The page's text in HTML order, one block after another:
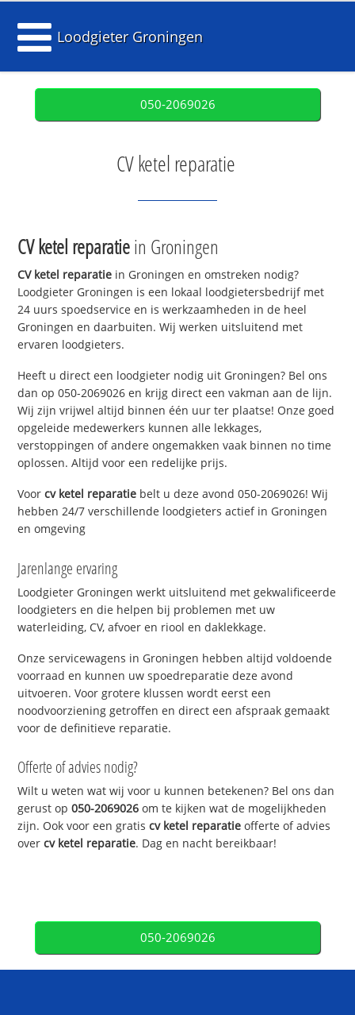
Loodgieter Groningen
050-2069026
CV ketel reparatie
CV ketel reparatiein Groningen
CV ketel reparatie in Groningen en omstreken nodig?
Loodgieter Groningen is een lokaal loodgietersbedrijf met
24 uurs spoedservice en is werkzaamheden in de heel
Groningen en daarbuiten. Wij werken uitsluitend met
ervaren loodgieters.
Heeft u direct een loodgieter nodig uit Groningen? Bel ons
dan op 050-2069026 en krijg direct een vakman aan de lijn.
Wij zijn vrijwel altijd binnen één uur ter plaatse! Onze goed
opgeleide medewerkers kunnen alle lekkages,
verstoppingen of andere ongemakken vaak binnen no time
oplossen. Altijd voor een redelijke prijs.
Voorcv ketel reparatie belt u deze avond 050-2069026! Wij
hebben 24/7 verschillende loodgieters actief in Groningen
en omgeving
Jarenlange ervaring
Loodgieter Groningen werkt uitsluitend met gekwalificeerde
loodgieters en die helpen bij problemen met uw
waterleiding, CV, afvoer en riool en daklekkage.
Onze servicewagens in Groningen hebben altijd voldoende
voorraad en kunnen uw spoedreparatie deze avond
uitvoeren. Voor grotere klussen wordt eerst een
noodvoorziening getroffen en direct een afspraak gemaakt
voor de definitieve reparatie.
Offerte of advies nodig?
Wilt u weten wat wij voor u kunnen betekenen? Bel ons dan
gerust op050-2069026 om te kijken wat de mogelijkheden
zijn. Ook voor een gratiscv ketel reparatie offerte of advies
overcv ketel reparatie. Dag en nacht bereikbaar!
050-2069026